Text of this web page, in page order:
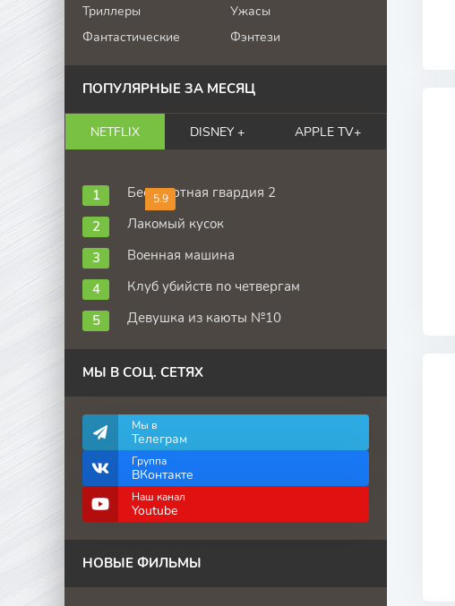
Триллеры
Ужасы
Фантастические
Фэнтези
ПОПУЛЯРНЫЕ ЗА МЕСЯЦ
NETFLIX DISNEY + APPLE TV+
5.9
Бессмертная гвардия 2
Лакомый кусок
Военная машина
Клуб убийств по четвергам
Девушка из каюты №10
МЫ В СОЦ. СЕТЯХ
Мы в
Телеграм
Группа
ВКонтакте
Наш канал
Youtube
НОВЫЕ ФИЛЬМЫ